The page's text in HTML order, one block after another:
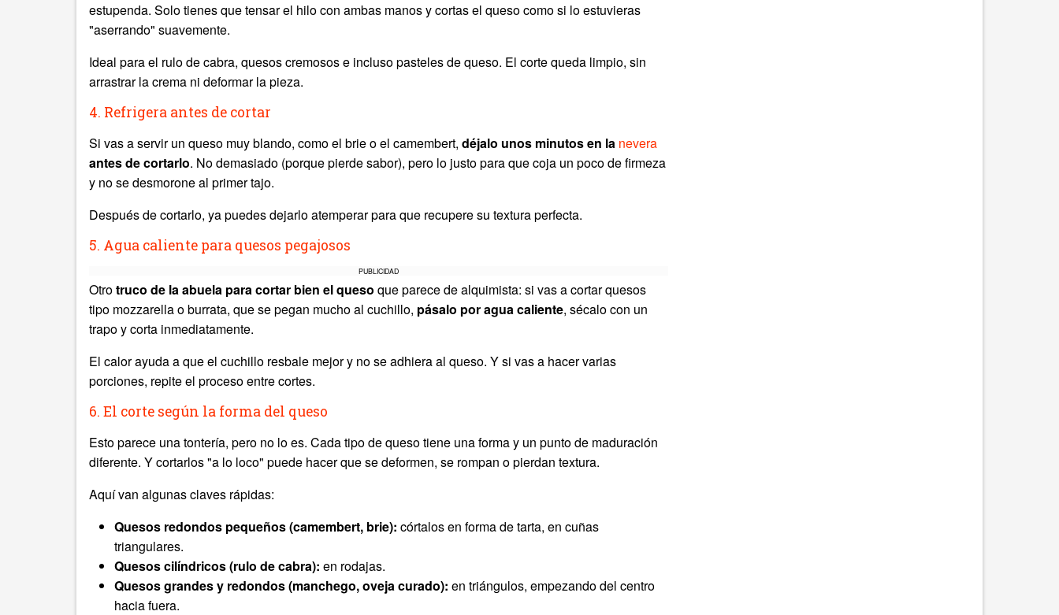
estupenda. Solo tienes que tensar el hilo con ambas manos y cortas el queso como si lo estuvieras
"aserrando" suavemente.
Ideal para el rulo de cabra, quesos cremosos e incluso pasteles de queso. El corte queda limpio, sin
arrastrar la crema ni deformar la pieza.
4. Refrigera antes de cortar
Si vas a servir un queso muy blando, como el brie o el camembert, déjalo unos minutos en la nevera
antes de cortarlo. No demasiado (porque pierde sabor), pero lo justo para que coja un poco de firmeza
y no se desmorone al primer tajo.
Después de cortarlo, ya puedes dejarlo atemperar para que recupere su textura perfecta.
5. Agua caliente para quesos pegajosos
PUBLICIDAD
Otrotruco de la abuela para cortar bien el queso que parece de alquimista: si vas a cortar quesos
tipo mozzarella o burrata, que se pegan mucho al cuchillo, pásalo por agua caliente, sécalo con un
trapo y corta inmediatamente.
El calor ayuda a que el cuchillo resbale mejor y no se adhiera al queso. Y si vas a hacer varias
porciones, repite el proceso entre cortes.
6. El corte según la forma del queso
Esto parece una tontería, pero no lo es. Cada tipo de queso tiene una forma y un punto de maduración
diferente. Y cortarlos "a lo loco" puede hacer que se deformen, se rompan o pierdan textura.
Aquí van algunas claves rápidas:
Quesos redondos pequeños (camembert, brie): córtalos en forma de tarta, en cuñas
triangulares.
Quesos cilíndricos (rulo de cabra): en rodajas.
Quesos grandes y redondos (manchego, oveja curado): en triángulos, empezando del centro
hacia fuera.